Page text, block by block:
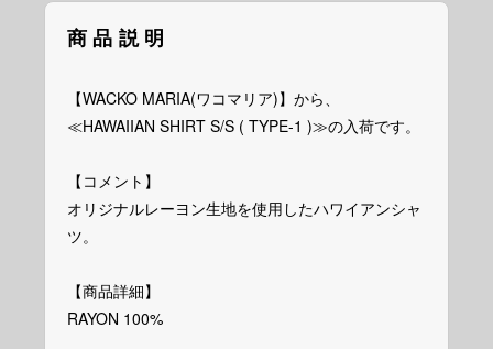
商品説明
【WACKO MARIA(ワコマリア)】から、
≪HAWAIIAN SHIRT S/S ( TYPE-1 )≫の入荷です。
【コメント】
オリジナルレーヨン生地を使用したハワイアンシャ
ツ。
【商品詳細】
RAYON 100%